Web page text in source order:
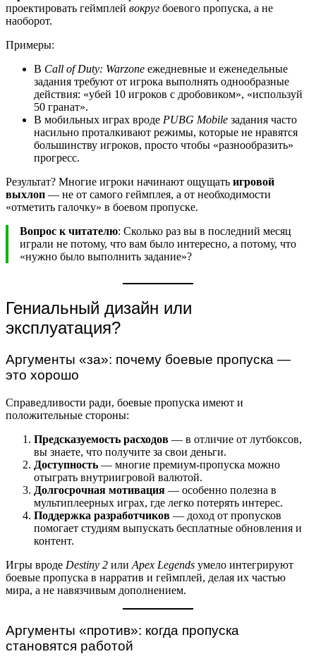
проектировать геймплей вокруг боевого пропуска, а не
наоборот.
Примеры:
В Call of Duty: Warzone ежедневные и еженедельные
задания требуют от игрока выполнять однообразные
действия: «убей 10 игроков с дробовиком», «используй
50 гранат».
В мобильных играх вроде PUBG Mobile задания часто
насильно проталкивают режимы, которые не нравятся
большинству игроков, просто чтобы «разнообразить»
прогресс.
Результат? Многие игроки начинают ощущать игровой
выхлоп — не от самого геймплея, а от необходимости
«отметить галочку» в боевом пропуске.
Вопрос к читателю: Сколько раз вы в последний месяц
играли не потому, что вам было интересно, а потому, что
«нужно было выполнить задание»?
Гениальный дизайн или
эксплуатация?
Аргументы «за»: почему боевые пропуска —
это хорошо
Справедливости ради, боевые пропуска имеют и
положительные стороны:
Предсказуемость расходов — в отличие от лутбоксов,
вы знаете, что получите за свои деньги.
Доступность — многие премиум-пропуска можно
отыграть внутриигровой валютой.
Долгосрочная мотивация — особенно полезна в
мультиплеерных играх, где легко потерять интерес.
Поддержка разработчиков — доход от пропусков
помогает студиям выпускать бесплатные обновления и
контент.
Игры вроде Destiny 2 или Apex Legends умело интегрируют
боевые пропуска в нарратив и геймплей, делая их частью
мира, а не навязчивым дополнением.
Аргументы «против»: когда пропуска
становятся работой